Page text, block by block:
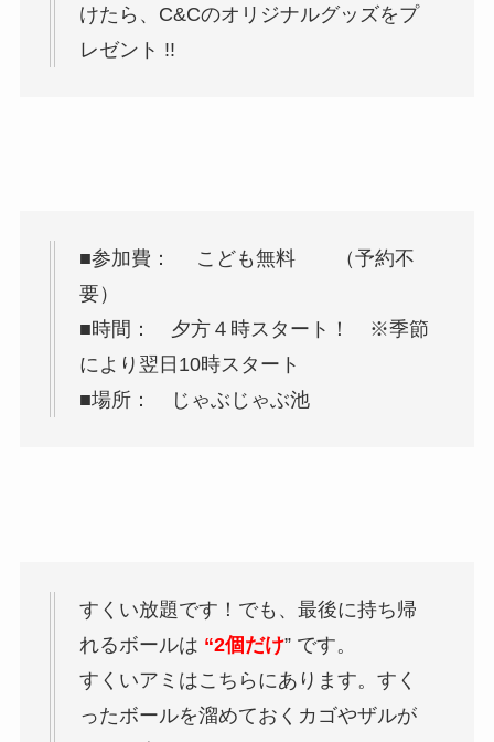
けたら、C&Cのオリジナルグッズをプ
レゼント !!
■参加費： こども無料 （予約不
要）
■時間： 夕方４時スタート！ ※季節
により翌日10時スタート
■場所： じゃぶじゃぶ池
すくい放題です！でも、最後に持ち帰
れるボールは “2個だけ” です。
すくいアミはこちらにあります。すく
ったボールを溜めておくカゴやザルが